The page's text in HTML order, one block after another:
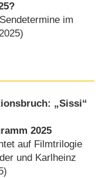
im
„Sissi“
2025
auf Filmtrilogie
und Karlheinz